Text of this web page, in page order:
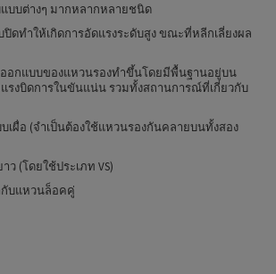
บบต่างๆ มากหลากหลายชนิด
ดทำให้เกิดการอัดแรงระดับสูง ขณะที่หลีกเลี่ยงผล
อกแบบของแหวนรองทำขึ้นโดยมีพื้นฐานอยู่บน
รงบิดการในขันแน่น รวมทั้งสถานการณ์ที่เกี่ยวกับ
เผื่อ (จำเป็นต้องใช้แหวนรองกันคลายบนทั้งสอง
ว (โดยใช้ประเภท VS)
กับแหวนล็อคคู่